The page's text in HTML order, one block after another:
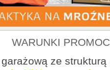
WARUNKI
ze strukturą